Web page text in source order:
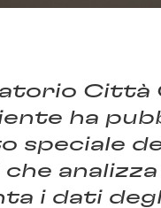
Città
ha
speciale
analizza
i dati